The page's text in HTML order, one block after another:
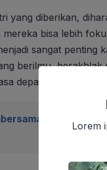
yang diberikan,
bisa lebih
sangat penting
berilmu,
depan.
Muadzin
Lorem